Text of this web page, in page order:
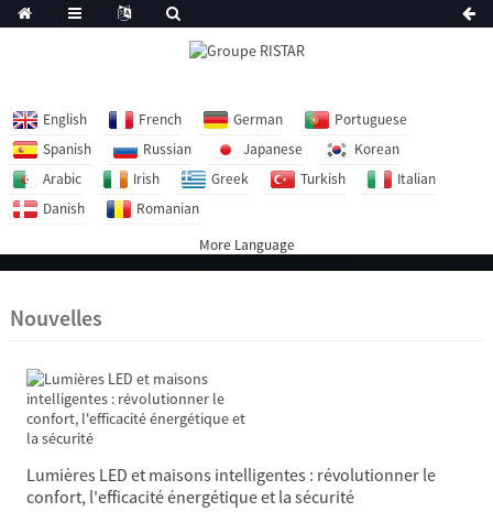
English French German
Portuguese
Spanish
Russian Japanese
Korean
Arabic
Irish Greek Turkish
Italian
Danish
Romanian
More Language
Nouvelles
Lumières LED et maisons intelligentes : révolutionner le
confort, l'efficacité énergétique et la sécurité